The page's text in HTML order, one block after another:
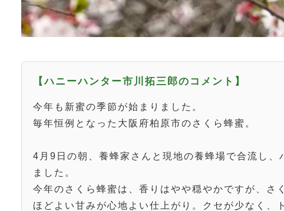
【ハニーハンター市川拓三郎のコメント】
今年も新蜜の季節が始まりました。
毎年恒例となった大阪府柏原市のさくら蜂蜜。
4月9日の朝、養蜂家さんと現地の養蜂場で合流し、
ました。
今年のさくら蜂蜜は、香りはやや穏やかですが、さ
ほどよい甘みが心地よい仕上がり。クセが少なく、